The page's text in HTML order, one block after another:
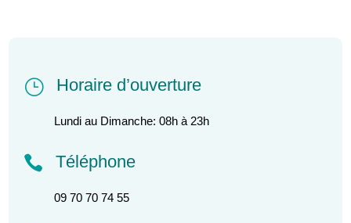
} Horaire d’ouverture
Lundi au Dimanche: 08h à 23h
 Téléphone
09 70 70 74 55